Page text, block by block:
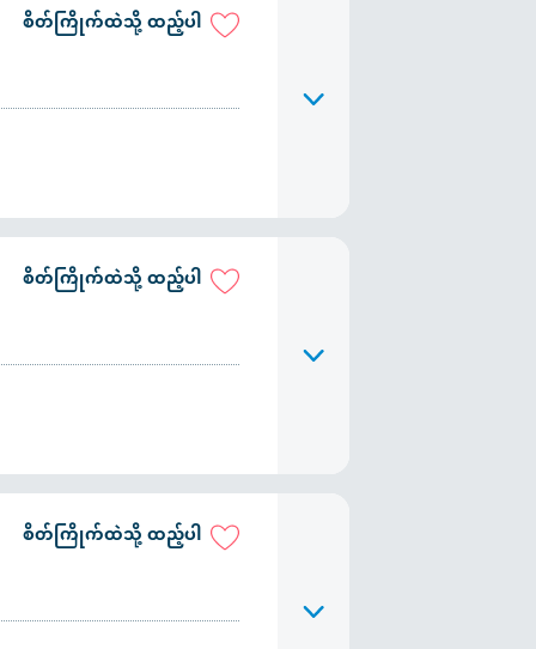
စိတ်ကြိုက်ထဲသို့ ထည့်ပါ
စိတ်ကြိုက်ထဲသို့ ထည့်ပါ
စိတ်ကြိုက်ထဲသို့ ထည့်ပါ